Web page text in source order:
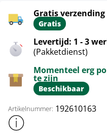
Gratis
Gratis
Levertijd: 1 - 3
(Pakketdienst)
Momenteel erg
te zijn
Beschikbaar
Artikelnummer: 192610163
Toon meer productinformatie